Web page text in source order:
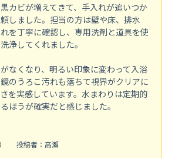
カビが増えてきて、手入れが追いつか
しました。担当の方は壁や床、排水
を丁寧に確認し、専用洗剤と道具を使
浄してくれました。
なくなり、明るい印象に変わって入浴
のうろこ汚れも落ちて視界がクリアに
を実感しています。水まわりは定期的
ほうが確実だと感じました。
投稿者：高瀬